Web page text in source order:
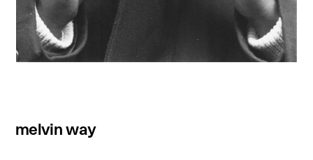
melvin way